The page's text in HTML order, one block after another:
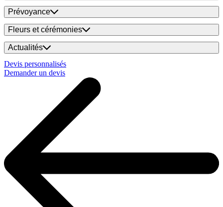
Prévoyance
Fleurs et cérémonies
Actualités
Devis personnalisés
Demander un devis